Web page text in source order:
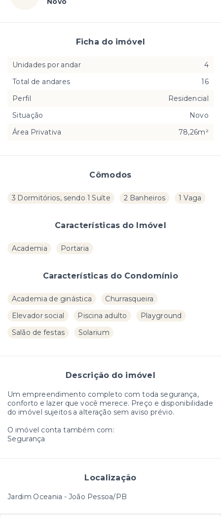
Cômodos
3 Dormitórios, sendo 1 Suíte 2 Banheiros 1 Vaga
Características do Imóvel
Academia Portaria
Características do Condomínio
Academia de ginástica
Churrasqueira
Elevador social
Piscina adulto
Playground
Salão de festas
Solarium
Descrição do imóvel
Um empreendimento completo com toda segurança,
conforto e lazer que você merece. Preço e disponibilidade
do imóvel sujeitos a alteração sem aviso prévio.
O imóvel conta também com:
Segurança
Localização
Jardim Oceania - João Pessoa/PB
Ficha do imóvel
Unidades por andar
4
Total de andares
16
Perfil
Residencial
Situação
Novo
Área Privativa
78,26m²